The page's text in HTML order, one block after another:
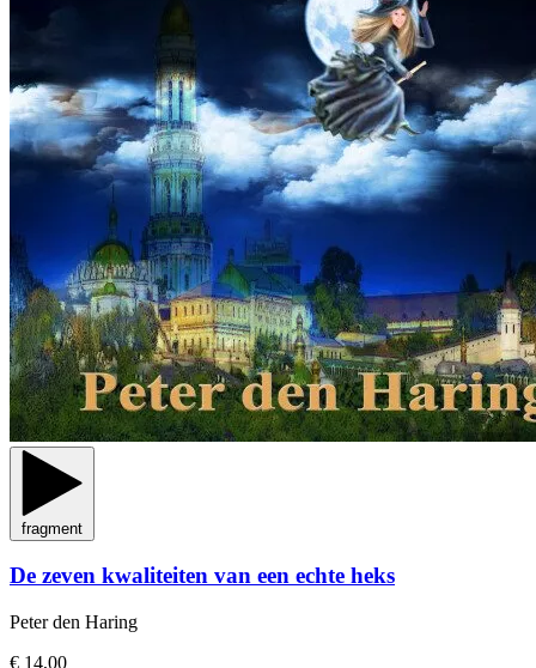
fragment
De zeven kwaliteiten van een echte heks
Peter den Haring
€ 14,00